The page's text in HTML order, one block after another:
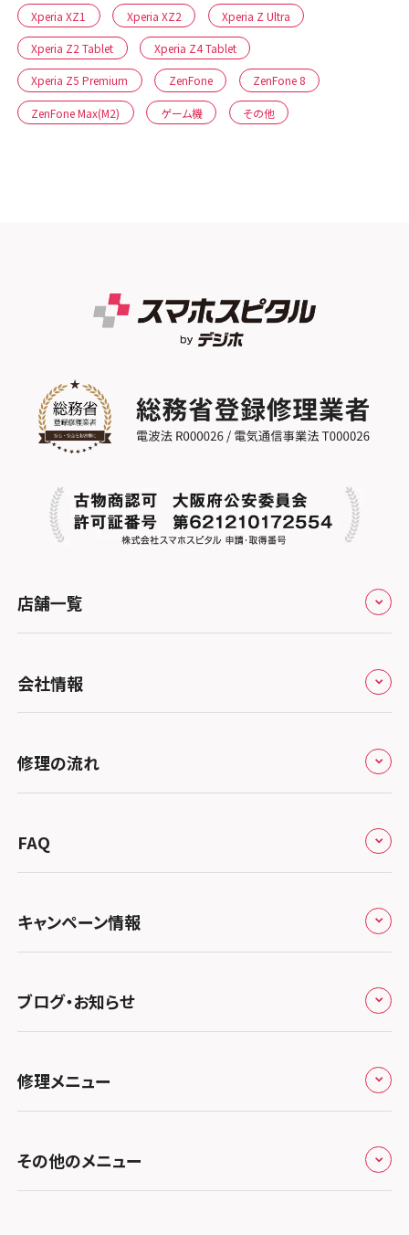
Xperia XZ1 Xperia XZ2 Xperia Z Ultra
Xperia Z2 Tablet Xperia Z4 Tablet
Xperia Z5 Premium ZenFone ZenFone 8
ZenFone Max(M2) ゲーム機 その他
店舗一覧
北海道・東北
スマホスピタル大丸札幌
関東
スマホスピタル宇都宮
スマホスピタル 高崎
スマホスピタル鴻巣
スマホスピタル テルル三芳
スマホスピタル 熊谷
スマホスピタル ゲオデジタルベース川口元郷
スマホスピタル埼玉大宮
スマホスピタル テルル蒲生
スマホスピタル テルル新越谷
スマホスピタル テルル草加花栗
スマホスピタル テルル東川口
北陸・甲信越
スマホスピタルアル・プラザ小松
スマホスピタル 北陸総合修理センター
スマホスピタル 長野
東海
スマホスピタル岐阜
スマホスピタル 浜松
スマホスピタル静岡パルコ
スマホスピタル 藤枝
スマホスピタル名古屋駅前
スマホスピタル名古屋金山
スマホスピタル 大府
スマホスピタル 西枇杷島
関西
スマホスピタル 大阪梅田
スマホスピタル by デジホ 梅田地下（うめちか）
スマホスピタル京橋
スマホスピタル難波
スマホスピタルイオンタウン茨木太田
中国・四国
スマホスピタル岡山駅前
スマホスピタル西条
スマホスピタル by デジホ マークイズ福岡もも
ち
スマホスピタル福岡天神
スマホスピタル熊本下通
スマホスピタル GODOモバイル大分府内町
会社情報
会社概要
総務省登録業者
特定商取引法に関する表記
プライバシーポリシー
郵送修理依頼
修理の流れ
郵送修理の流れ
FAQ
キャンペーン情報
キャンペーン一覧
ブログ・お知らせ
お知らせ
修理メニュー
iPhone修理メニュー
その他のメニュー